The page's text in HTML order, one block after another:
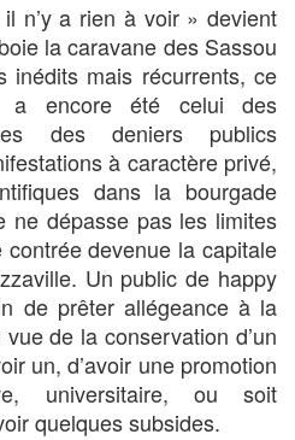
il n’y a rien à voir » devient
la caravane des Sassou
inédits mais récurrents, ce
a encore été celui des
des deniers publics
à caractère privé,
dans la bourgade
ne dépasse pas les limites
devenue la capitale
Un public de happy
de prêter allégeance à la
de la conservation d’un
un, d’avoir une promotion
universitaire, ou soit
quelques subsides.